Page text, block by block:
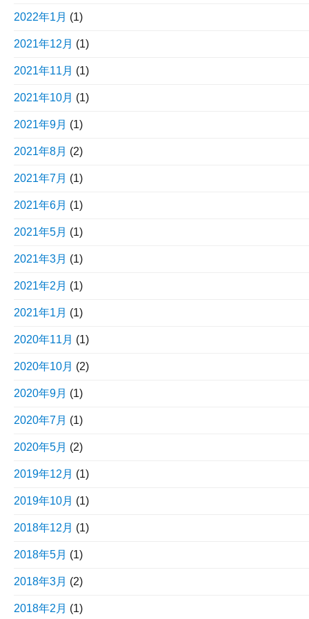
2022年1月 (1)
2021年12月 (1)
2021年11月 (1)
2021年10月 (1)
2021年9月 (1)
2021年8月 (2)
2021年7月 (1)
2021年6月 (1)
2021年5月 (1)
2021年3月 (1)
2021年2月 (1)
2021年1月 (1)
2020年11月 (1)
2020年10月 (2)
2020年9月 (1)
2020年7月 (1)
2020年5月 (2)
2019年12月 (1)
2019年10月 (1)
2018年12月 (1)
2018年5月 (1)
2018年3月 (2)
2018年2月 (1)